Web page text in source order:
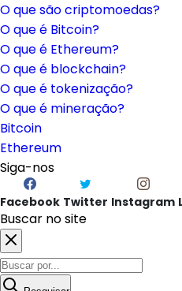
O que são criptomoedas?
O que é Bitcoin?
O que é Ethereum?
O que é blockchain?
O que é tokenização?
O que é mineração?
Bitcoin
Ethereum
Siga-nos
Facebook Twitter Instagram
Buscar no site